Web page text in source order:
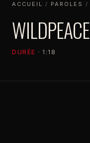
ACCUEIL / PAROLES /
WILDPEACE
DURÉE · 1:18